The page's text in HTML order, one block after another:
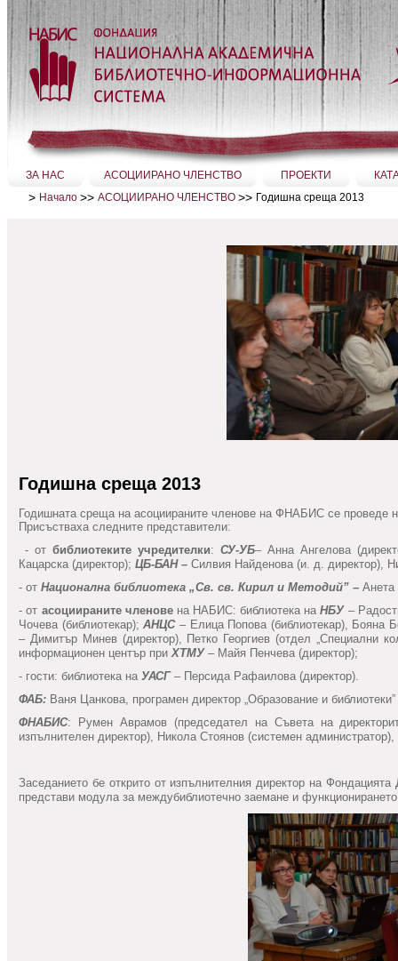
Прескачане
на
съдържание.
Прескачане
навигация
Секции
ЗА НАС АСОЦИИРАНО ЧЛЕНСТВО ПРОЕКТИ
> Начало >> АСОЦИИРАНО ЧЛЕНСТВО >> Годишна среща 2013
Годишна среща 2013
Годишната среща на асоциираните членове на ФНАБИС се
Присъстваха следните представители:
- отбиблиотеките учредителки:СУ-УБ– Анна Ангелова
Кацарска (директор);ЦБ-БАН– Силвия Найденова (и. д. директор),
- отНационална библиотека„Св. св. Кирил и Методий” –Анета
- от асоциираните членовена НАБИС: библиотека наНБУ–
Чочева (библиотекар);АНЦС– Елица Попова (библиотекар), Бояна
– Димитър Минев (директор), Петко Георгиев (отдел „Специални
информационен център приХТМУ– Майя Пенчева (директор);
- гости: библиотека на УАСГ – Персида Рафаилова (директор).
ФАБ: Ваня Цанкова, програмен директор „Образование и библиотеки”
ФНАБИС: Румен Аврамов (председател на Съвета на
изпълнителен директор), Никола Стоянов (системен
Заседанието бе открито от изпълнителния директор на
представи модула за междубиблиотечно заемане и